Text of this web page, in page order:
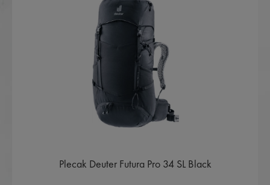
Plecak Deuter Futura Pro 34 SL Black